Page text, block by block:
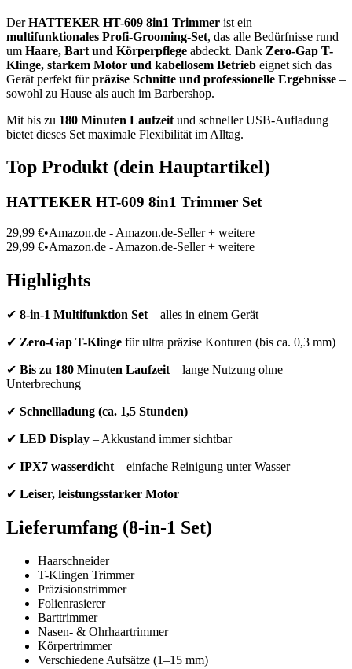
DerHATTEKER HT-609 8in1 Trimmer ist ein
multifunktionales Profi-Grooming-Set, das alle Bedürfnisse rund
um Haare, Bart und Körperpflege abdeckt. Dank Zero-Gap T-
Klinge, starkem Motor und kabellosem Betrieb eignet sich das
Gerät perfekt fürpräzise Schnitte und professionelle Ergebnisse –
sowohl zu Hause als auch im Barbershop.
Mit bis zu 180 Minuten Laufzeit und schneller USB-Aufladung
bietet dieses Set maximale Flexibilität im Alltag.
Top Produkt (dein Hauptartikel)
HATTEKER HT-609 8in1 Trimmer Set
29,99 €•Amazon.de - Amazon.de-Seller + weitere
29,99 €•Amazon.de - Amazon.de-Seller + weitere
Highlights
✔ 8-in-1 Multifunktion Set – alles in einem Gerät
✔ Zero-Gap T-Klinge für ultra präzise Konturen (bis ca. 0,3 mm)
✔ Bis zu 180 Minuten Laufzeit – lange Nutzung ohne
Unterbrechung
✔ Schnellladung (ca. 1,5 Stunden)
✔ LED Display – Akkustand immer sichtbar
✔ IPX7 wasserdicht – einfache Reinigung unter Wasser
✔ Leiser, leistungsstarker Motor
Lieferumfang (8-in-1 Set)
Haarschneider
T-Klingen Trimmer
Präzisionstrimmer
Folienrasierer
Barttrimmer
Nasen- & Ohrhaartrimmer
Körpertrimmer
Verschiedene Aufsätze (1–15 mm)